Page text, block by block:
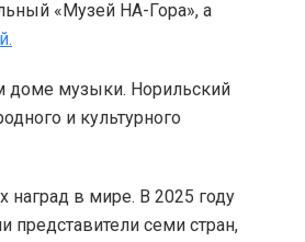
«Музей НА-Гора», а
доме музыки. Норильский
и культурного
наград в мире. В 2025 году
представители семи стран,